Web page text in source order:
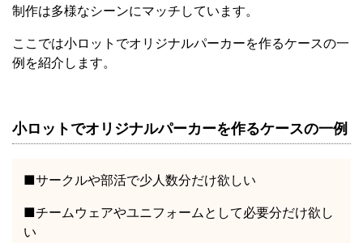
制作は多様なシーンにマッチしています。
ここでは小ロットでオリジナルパーカーを作るケースの一
例を紹介します。
小ロットでオリジナルパーカーを作るケースの一例
■サークルや部活で少人数分だけ欲しい
■チームウェアやユニフォームとして必要分だけ欲し
い